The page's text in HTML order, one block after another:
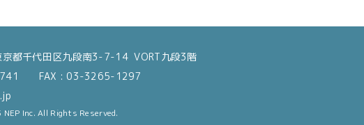
千代田区九段南3-7-14 VORT九段3階
FAX : 03-3265-1297
Inc. All Rights Reserved.